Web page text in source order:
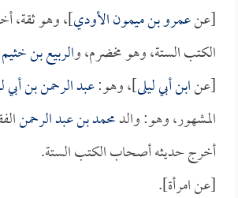
[عنعمرو بن ميمون الأودي]، وهو ثقة،
الكتب الستة، وهو مخضرم، والربيع بن خثيم
[عنابن أبي ليلى]، وهو:عبد الرحمن بن أبي
المشهور، وهو: والدمحمد بن عبد الرحمن
أخرج حديثه أصحاب الكتب الستة.
[عن امرأة].